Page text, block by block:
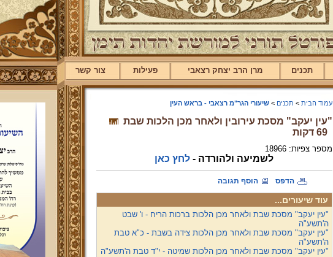
תכנים מרן הרב יצחק רצאבי פעילות צור קשר
עמוד הבית > תכנים >שיעורי הגר"מ רצאבי - בראש העין
"עין יעקב" מסכת עירובין ולאחר מכן הלכות שבת
69 דקות
מספר צפיות: 18966
לשמיעה ולהורדה - לחץ כאן
הדפס הוסף תגובה
עוד שיעורים...
"עין יעקב" מסכת שבת ולאחר מכן הלכות ברכות הריח - ו' שבט
ה'תשע"ה
"עין יעקב" מסכת שבת ולאחר מכן הלכות צידה בשבת - כ"א טבת
ה'תשע"ה
"עין יעקב" מסכת שבת ולאחר מכן הלכות שמיטה - י"ד טבת ה'תשע"ה